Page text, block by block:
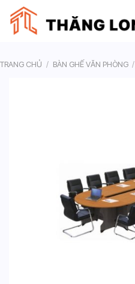
content
TRANG CHỦ / BÀN GHẾ VĂN PHÒNG /